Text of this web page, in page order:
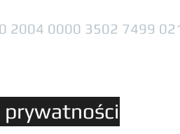
2004 0000 3502 7499
prywatności